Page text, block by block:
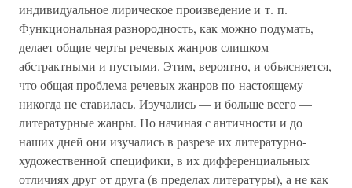
индивидуальное лирическое произведение и т. п.
Функциональная разнородность, как можно подумать,
делает общие черты речевых жанров слишком
абстрактными и пустыми. Этим, вероятно, и объясняется,
что общая проблема речевых жанров по-настоящему
никогда не ставилась. Изучались — и больше всего —
литературные жанры. Но начиная с античности и до
наших дней они изучались в разрезе их литературно-
художественной специфики, в их дифференциальных
отличиях друг от друга (в пределах литературы), а не как